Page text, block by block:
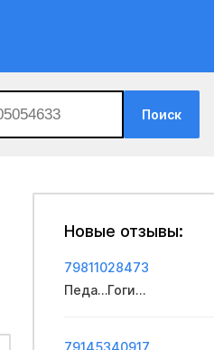
Поиск
Новые отзывы:
79811028473
Педа…Гоги…
79145340917